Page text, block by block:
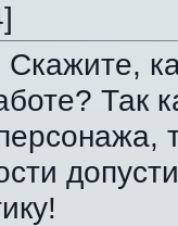
Скажите,
Так